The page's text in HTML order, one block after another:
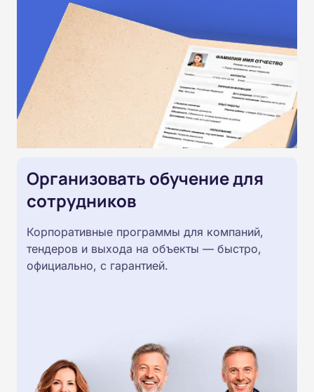
Организовать обучение для
сотрудников
Корпоративные программы для компаний,
тендеров и выхода на объекты — быстро,
официально, с гарантией.